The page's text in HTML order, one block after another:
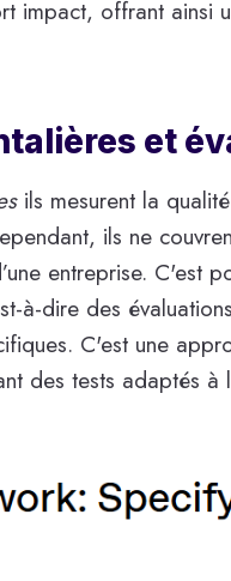
impact, offrant ainsi
et
ils mesurent la
ils ne
entreprise. C'est
à-dire des
C'est une
des tests adaptés à